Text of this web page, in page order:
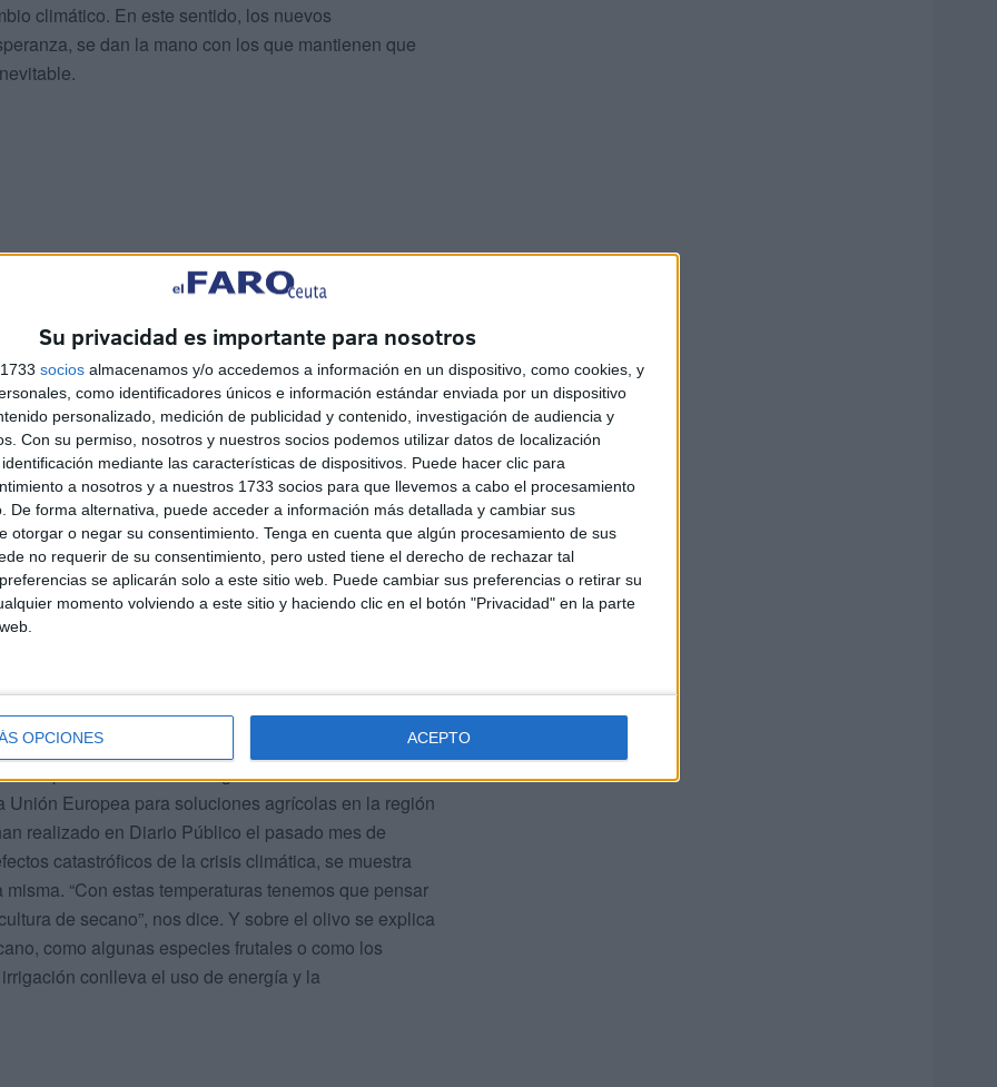
Su privacidad es importante para nosotros
socios almacenamos y/o accedemos a información en un dispositivo, como cookies, y
como identificadores únicos e información estándar enviada por un dispositivo
personalizado, medición de publicidad y contenido, investigación de audiencia y
Con su permiso, nosotros y nuestros socios podemos utilizar datos de localización
mediante las características de dispositivos. Puede hacer clic para
a nosotros y a nuestros 1733 socios para que llevemos a cabo el procesamiento
De forma alternativa, puede acceder a información más detallada y cambiar sus
otorgar o negar su consentimiento. Tenga en cuenta que algún procesamiento de sus
no requerir de su consentimiento, pero usted tiene el derecho de rechazar tal
se aplicarán solo a este sitio web. Puede cambiar sus preferencias o retirar su
momento volviendo a este sitio y haciendo clic en el botón "Privacidad" en la parte
OPCIONES ACEPTO
climático. En este sentido, los nuevos
se dan la mano con los que mantienen que
todo tipo de cultivos de secano. Ha trabajado en el
Departamento de investigación durante más de 20
Europea para soluciones agrícolas en la región
realizado en Diario Público el pasado mes de
catastróficos de la crisis climática, se muestra
“Con estas temperaturas tenemos que pensar
de secano”, nos dice. Y sobre el olivo se explica
como algunas especies frutales o como los
conlleva el uso de energía y la